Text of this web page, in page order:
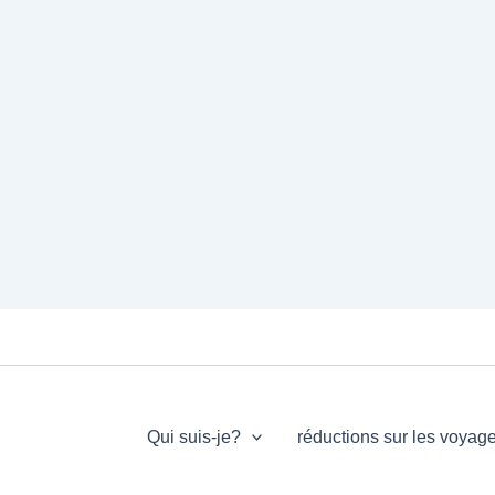
Qui suis-je? réductions sur les